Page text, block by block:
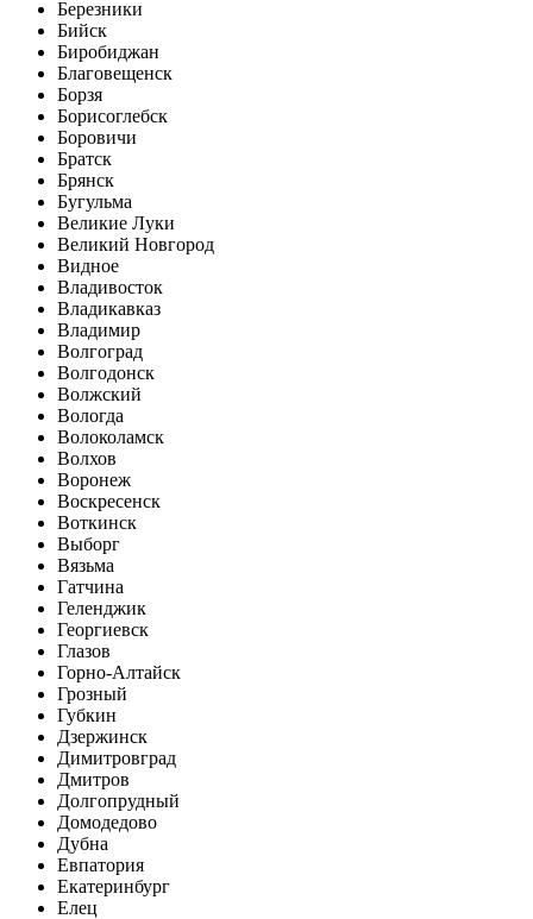
Березники
Бийск
Биробиджан
Благовещенск
Борзя
Борисоглебск
Боровичи
Братск
Брянск
Бугульма
Великие Луки
Великий Новгород
Видное
Владивосток
Владикавказ
Владимир
Волгоград
Волгодонск
Волжский
Вологда
Волоколамск
Волхов
Воронеж
Воскресенск
Воткинск
Выборг
Вязьма
Гатчина
Геленджик
Георгиевск
Глазов
Горно-Алтайск
Грозный
Губкин
Дзержинск
Димитровград
Дмитров
Долгопрудный
Домодедово
Дубна
Евпатория
Екатеринбург
Елец